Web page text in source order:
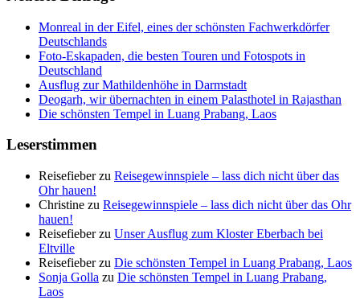
Monreal in der Eifel, eines der schönsten Fachwerkdörfer
Deutschlands
Foto-Eskapaden, die besten Touren und Fotospots in
Deutschland
Ausflug zur Mathildenhöhe in Darmstadt
Deogarh, wir übernachten in einem Palasthotel in Rajasthan
Die schönsten Tempel in Luang Prabang, Laos
Leserstimmen
Reisefieberzu Reisegewinnspiele – lass dich nicht über das
Ohr hauen!
Christine zu Reisegewinnspiele – lass dich nicht über das Ohr
hauen!
Reisefieberzu Unser Ausflug zum Kloster Eberbach bei
Eltville
Reisefieberzu Die schönsten Tempel in Luang Prabang, Laos
Sonja Golla zu Die schönsten Tempel in Luang Prabang,
Laos